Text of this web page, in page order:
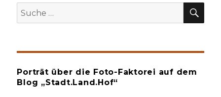
Suche
nach:
Porträt über die Foto-Faktorei auf dem
Blog „Stadt.Land.Hof“